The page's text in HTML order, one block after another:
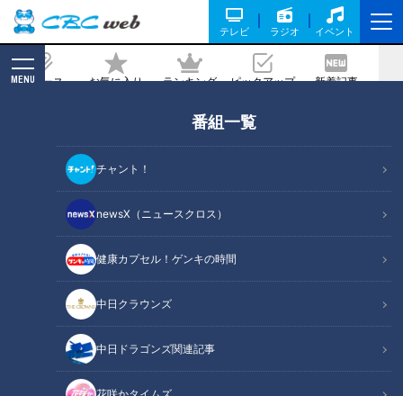
テレビ ラジオ イベント
ニュース お気に入り ランキング ピックアップ 新着記事
MENU
番組一覧
チャント！
newsX（ニュースクロス）
健康カプセル！ゲンキの時間
中日クラウンズ
中日ドラゴンズ関連記事
花咲かタイムズ
アナウンサーが「最優秀賞」2部門を含
む3部門を受賞！
記事に戻る